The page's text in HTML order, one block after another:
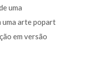
uma
uma arte popart
em versão